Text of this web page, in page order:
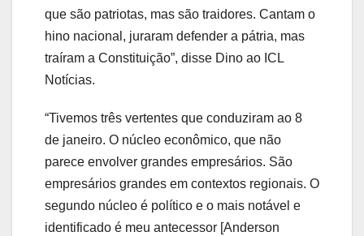
que são patriotas, mas são traidores. Cantam o
hino nacional, juraram defender a pátria, mas
traíram a Constituição”, disse Dino ao ICL
Notícias.
“Tivemos três vertentes que conduziram ao 8
de janeiro. O núcleo econômico, que não
parece envolver grandes empresários. São
empresários grandes em contextos regionais. O
segundo núcleo é político e o mais notável e
identificado é meu antecessor [Anderson